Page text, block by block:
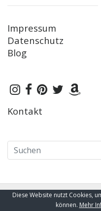
Impressum
Datenschutz
Blog
Kontakt
Suchen
Diese Website nutzt Cookies,
können. Mehr